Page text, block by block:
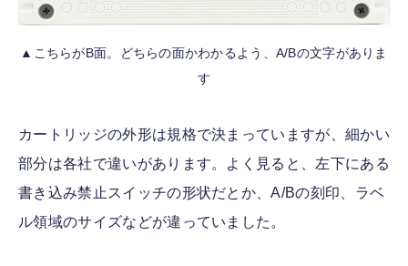
▲こちらがB面。どちらの面かわかるよう、A/Bの文字がありま
す
カートリッジの外形は規格で決まっていますが、細かい
部分は各社で違いがあります。よく見ると、左下にある
書き込み禁止スイッチの形状だとか、A/Bの刻印、ラベ
ル領域のサイズなどが違っていました。